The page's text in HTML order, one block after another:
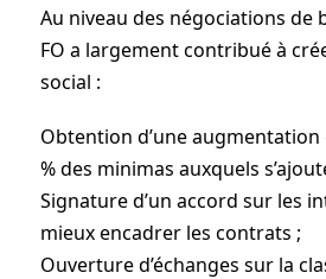
Au niveau des négociations de
FO a largement contribué à
social :
Obtention d’une augmentation
% des minimas auxquels
Signature d’un accord sur les
mieux encadrer les contrats ;
Ouverture d’échanges sur la